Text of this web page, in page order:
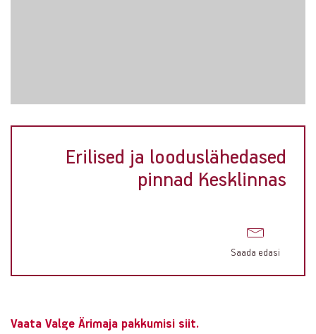
Erilised ja looduslähedased
pinnad Kesklinnas
Saada edasi
Property
Property
Vaata Valge Ärimaja pakkumisi siit.